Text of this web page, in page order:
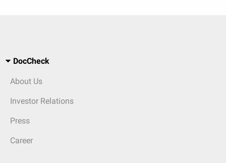
DocCheck
About Us
Investor Relations
Press
Career